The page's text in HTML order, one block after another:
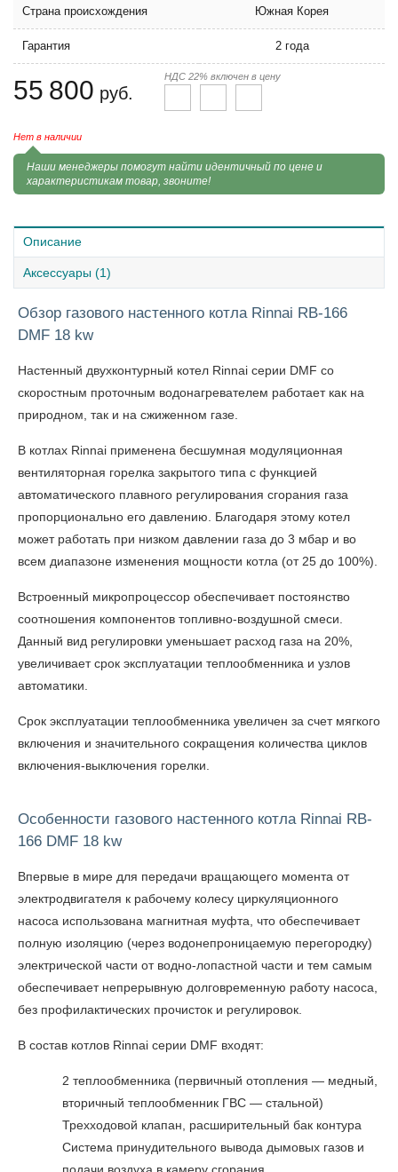
Страна происхождения Южная Корея
Гарантия 2 года
55 800 руб.
НДС 22% включен в цену
Нет в наличии
Наши менеджеры помогут найти идентичный по цене и
характеристикам товар, звоните!
Описание
Аксессуары (1)
Обзор газового настенного котла Rinnai RB-166
DMF 18 kw
Настенный двухконтурный котел Rinnai серии DMF со
скоростным проточным водонагревателем работает как на
природном, так и на сжиженном газе.
В котлах Rinnai применена бесшумная модуляционная
вентиляторная горелка закрытого типа с функцией
автоматического плавного регулирования сгорания газа
пропорционально его давлению. Благодаря этому котел
может работать при низком давлении газа до 3 мбар и во
всем диапазоне изменения мощности котла (от 25 до 100%).
Встроенный микропроцессор обеспечивает постоянство
соотношения компонентов топливно-воздушной смеси.
Данный вид регулировки уменьшает расход газа на 20%,
увеличивает срок эксплуатации теплообменника и узлов
автоматики.
Срок эксплуатации теплообменника увеличен за счет мягкого
включения и значительного сокращения количества циклов
включения-выключения горелки.
Особенности газового настенного котла Rinnai RB-
166 DMF 18 kw
Впервые в мире для передачи вращающего момента от
электродвигателя к рабочему колесу циркуляционного
насоса использована магнитная муфта, что обеспечивает
полную изоляцию (через водонепроницаемую перегородку)
электрической части от водно-лопастной части и тем самым
обеспечивает непрерывную долговременную работу насоса,
без профилактических прочисток и регулировок.
В состав котлов Rinnai серии DMF входят:
2 теплообменника (первичный отопления — медный,
вторичный теплообменник ГВС — стальной)
Трехходовой клапан, расширительный бак контура
Система принудительного вывода дымовых газов и